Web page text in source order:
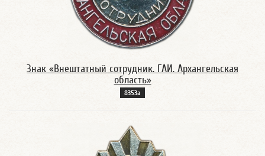
Знак «Внештатный сотрудник. ГАИ. Архангельская
область»
8353а